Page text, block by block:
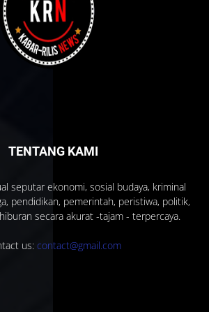
TENTANG KAMI
seputar ekonomi, sosial budaya, kriminal
pendidikan, pemerintah, peristiwa, politik,
secara akurat -tajam - terpercaya.
us: contact@gmail.com